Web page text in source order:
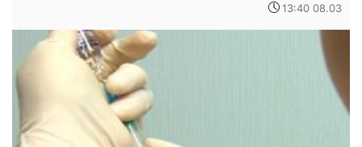
13:40 08.03